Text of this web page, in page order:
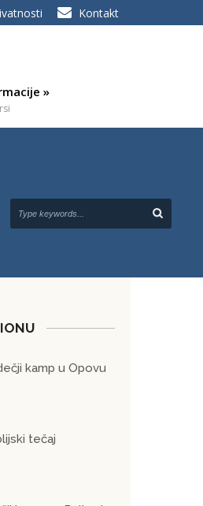
Kontakt
»
kamp u Opovu
tečaj